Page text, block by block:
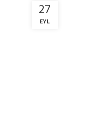
27
EYL